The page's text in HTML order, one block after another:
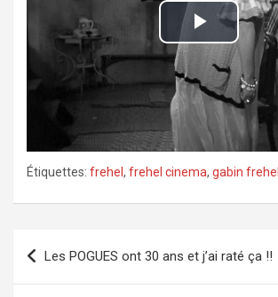
P
l
a
y
V
d
Étiquettes: frehel , frehel cinema, gabin frehel
Navigation
de
Les POGUES ont 30 ans et j’ai raté ça !!